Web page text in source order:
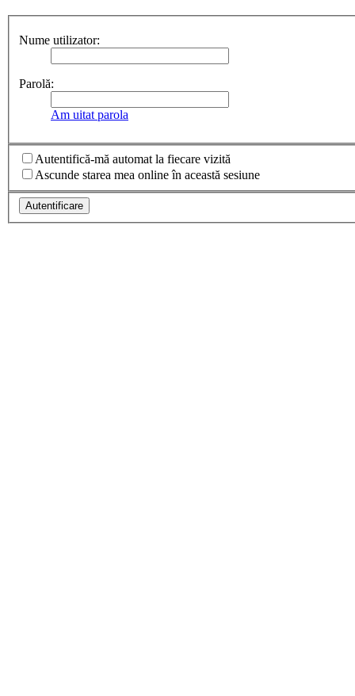
Nume utilizator:
Parolă:
Am uitat parola
Autentifică-mă automat la fiecare vizită
Ascunde starea mea online în această sesiune